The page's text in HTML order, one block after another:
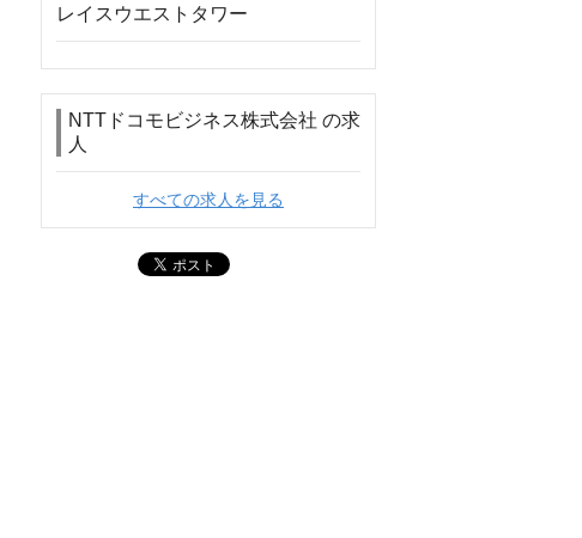
NTTドコモビジネス株式会社 の求
人
すべての求人を見る